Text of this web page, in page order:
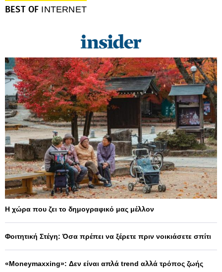
BEST OF INTERNET
Η χώρα που ζει το δημογραφικό μας μέλλον
Φοιτητική Στέγη: Όσα πρέπει να ξέρετε πριν νοικιάσετε σπίτι
«Moneymaxxing»: Δεν είναι απλά trend αλλά τρόπος ζωής